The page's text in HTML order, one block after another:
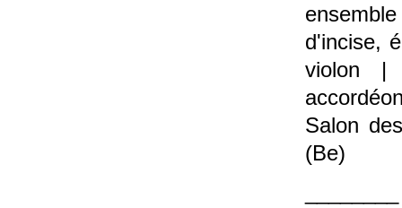
d'incise,
violon |
Salon
(Be)